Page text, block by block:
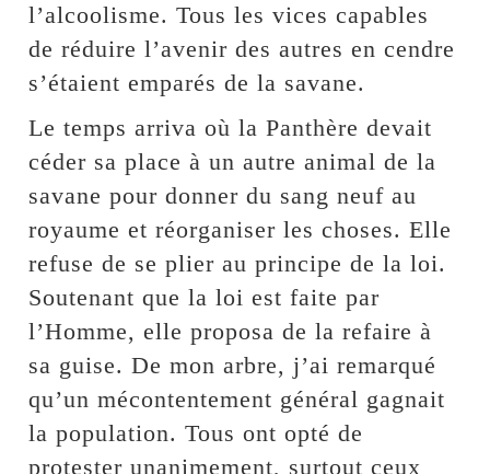
l’alcoolisme. Tous les vices capables
de réduire l’avenir des autres en cendre
s’étaient emparés de la savane.
Le temps arriva où la Panthère devait
céder sa place à un autre animal de la
savane pour donner du sang neuf au
royaume et réorganiser les choses. Elle
refuse de se plier au principe de la loi.
Soutenant que la loi est faite par
l’Homme, elle proposa de la refaire à
sa guise. De mon arbre, j’ai remarqué
qu’un mécontentement général gagnait
la population. Tous ont opté de
protester unanimement, surtout ceux